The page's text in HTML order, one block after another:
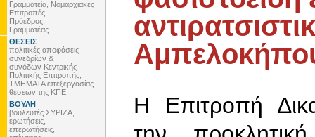
Γραμματεία, Νομαρχιακές
Επιτροπές,
Πρόεδρος,
Γραμματέας
ΘΕΣΕΙΣ
πολιτικές αποφάσεις
συνεδρίων &
συνόδων Κεντρικής
Πολιτικής Επιτροπής,
ΤΜΗΜΑΤΑ επεξεργασίας
θέσεων της ΚΠΕ
ΒΟΥΛΗ
βουλευτές ΣΥΡΙΖΑ,
ερωτήσεις,
επερωτήσεις,
Η Επιτροπή